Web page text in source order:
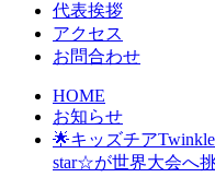
代表挨拶
アクセス
お問合わせ
HOME
お知らせ
🌟キッズチア
star☆が世界大会へ